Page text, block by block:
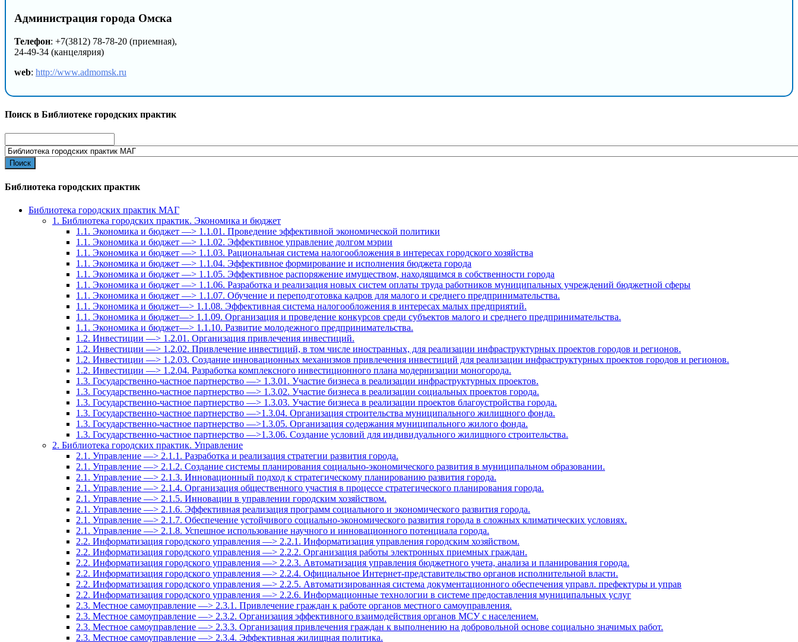
Администрация города Омска
Телефон: +7(3812) 78-78-20 (приемная),
24-49-34 (канцелярия)
web: http://www.admomsk.ru
Поиск в Библиотеке городских практик
for:
Библиотека городских практик
Библиотека городских практик МАГ
1. Библиотека городских практик. Экономика и бюджет
1.1. Экономика и бюджет —> 1.1.01. Проведение эффективной экономической политики
1.1. Экономика и бюджет —> 1.1.02. Эффективное управление долгом мэрии
1.1. Экономика и бюджет —> 1.1.03. Рациональная система налогообложения в интересах городского хозяйства
1.1. Экономика и бюджет —> 1.1.04. Эффективное формирование и исполнения бюджета города
1.1. Экономика и бюджет —> 1.1.05. Эффективное распоряжение имуществом, находящимся в собственности города
1.1. Экономика и бюджет —> 1.1.06. Разработка и реализация новых систем оплаты труда работников муниципальных учреждений бюджетной сферы
1.1. Экономика и бюджет —> 1.1.07. Обучение и переподготовка кадров для малого и среднего предпринимательства.
1.1. Экономика и бюджет—> 1.1.08. Эффективная система налогообложения в интересах малых предприятий.
1.1. Экономика и бюджет—> 1.1.09. Организация и проведение конкурсов среди субъектов малого и среднего предпринимательства.
1.1. Экономика и бюджет—> 1.1.10. Развитие молодежного предпринимательства.
1.2. Инвестиции —> 1.2.01. Организация привлечения инвестиций.
1.2. Инвестиции —> 1.2.02. Привлечение инвестиций, в том числе иностранных, для реализации инфраструктурных проектов городов и регионов.
1.2. Инвестиции —> 1.2.03. Создание инновационных механизмов привлечения инвестиций для реализации инфраструктурных проектов городов и регионов.
1.2. Инвестиции —> 1.2.04. Разработка комплексного инвестиционного плана модернизации моногорода.
1.3. Государственно-частное партнерство —> 1.3.01. Участие бизнеса в реализации инфраструктурных проектов.
1.3. Государственно-частное партнерство —> 1.3.02. Участие бизнеса в реализации социальных проектов города.
1.3. Государственно-частное партнерство —> 1.3.03. Участие бизнеса в реализации проектов благоустройства города.
1.3. Государственно-частное партнерство —>1.3.04. Организация строительства муниципального жилищного фонда.
1.3. Государственно-частное партнерство —>1.3.05. Организация содержания муниципального жилого фонда.
1.3. Государственно-частное партнерство —>1.3.06. Создание условий для индивидуального жилищного строительства.
2. Библиотека городских практик. Управление
2.1. Управление —> 2.1.1. Разработка и реализация стратегии развития города.
2.1. Управление —> 2.1.2. Создание системы планирования социально-экономического развития в муниципальном образовании.
2.1. Управление —> 2.1.3. Инновационный подход к стратегическому планированию развития города.
2.1. Управление —> 2.1.4. Организация общественного участия в процессе стратегического планирования города.
2.1. Управление —> 2.1.5. Инновации в управлении городским хозяйством.
2.1. Управление —> 2.1.6. Эффективная реализация программ социального и экономического развития города.
2.1. Управление —> 2.1.7. Обеспечение устойчивого социально-экономического развития города в сложных климатических условиях.
2.1. Управление —> 2.1.8. Успешное использование научного и инновационного потенциала города.
2.2. Информатизация городского управления —> 2.2.1. Информатизация управления городским хозяйством.
2.2. Информатизация городского управления —> 2.2.2. Организация работы электронных приемных граждан.
2.2. Информатизация городского управления —> 2.2.3. Автоматизация управления бюджетного учета, анализа и планирования города.
2.2. Информатизация городского управления —> 2.2.4. Официальное Интернет-представительство органов исполнительной власти.
2.2. Информатизация городского управления —> 2.2.5. Автоматизированная система документационного обеспечения управл. префектуры и управ
2.2. Информатизация городского управления —> 2.2.6. Информационные технологии в системе предоставления муниципальных услуг
2.3. Местное самоуправление —> 2.3.1. Привлечение граждан к работе органов местного самоуправления.
2.3. Местное самоуправление —> 2.3.2. Организация эффективного взаимодействия органов МСУ с населением.
2.3. Местное самоуправление —> 2.3.3. Организация привлечения граждан к выполнению на добровольной основе социально значимых работ.
2.3. Местное самоуправление —> 2.3.4. Эффективная жилищная политика.